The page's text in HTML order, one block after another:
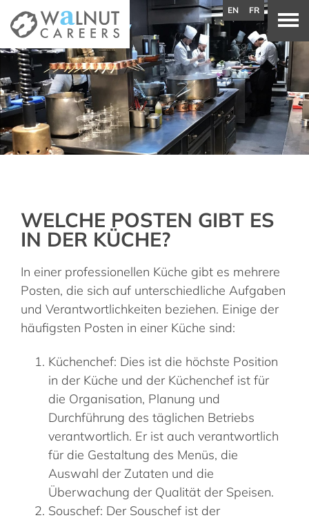
WELCHE POSTEN GIBT ES
IN DER KÜCHE?
In einer professionellen Küche gibt es mehrere
Posten, die sich auf unterschiedliche Aufgaben
und Verantwortlichkeiten beziehen. Einige der
häufigsten Posten in einer Küche sind:
Küchenchef: Dies ist die höchste Position
in der Küche und der Küchenchef ist für
die Organisation, Planung und
Durchführung des täglichen Betriebs
verantwortlich. Er ist auch verantwortlich
für die Gestaltung des Menüs, die
Auswahl der Zutaten und die
Überwachung der Qualität der Speisen.
Souschef: Der Souschef ist der
EN FR